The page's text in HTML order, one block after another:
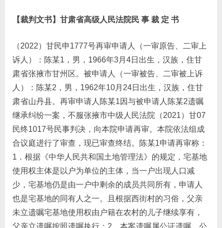
【裁判文书】 甘肃省高级人民法院民 事 裁 定 书
（2022）甘民申1777号再审申请人（一审原告、二审上
诉人）：陈某1，男，1966年3月4日出生，汉族，住甘
肃省张掖市甘州区。被申请人（一审被告、二审被上诉
人）：陈某2，男，1962年10月24日出生，汉族，住甘
肃省山丹县。再审申请人陈某1因与被申请人陈某2遗嘱
继承纠纷一案，不服张掖市中级人民法院（2021）甘07
民终1017号民事判决，向本院申请再审。本院依法组成
合议庭进行了审查，现已审查终结。陈某1申请再审称：
1．根据《中华人民共和国土地管理法》的规定，宅基地
使用权主体是以户为单位的主体，当一户出现人口减
少，宅基地仍是由一户中剩余的成员共同所有，申请人
也是宅基地的同有人之一。且根据西街村的习俗，父亲
未立遗嘱宅基地使用权由户籍在农村的儿子继续享有，
父亲立遗嘱按照遗嘱执行；2．本案遗嘱属公证遗嘱，公